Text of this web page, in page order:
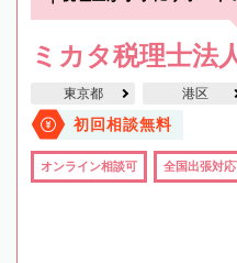
ミカタ税理士法
東京都 港区
初回相談無料
オンライン相談可 全国出張対